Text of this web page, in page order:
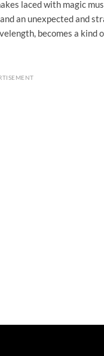
laced with magic
an unexpected and
becomes a kind